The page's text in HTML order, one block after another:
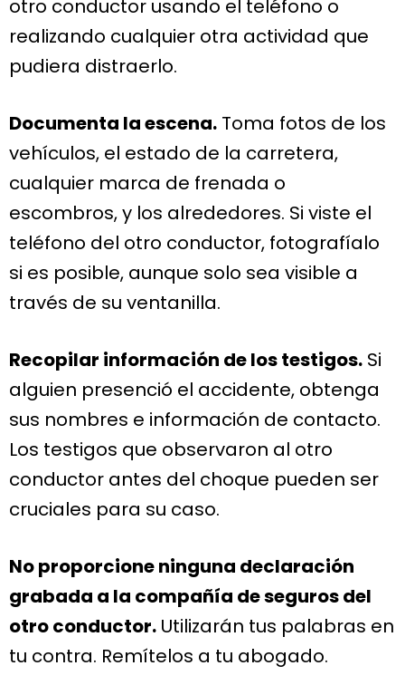
otro conductor usando el teléfono o
realizando cualquier otra actividad que
pudiera distraerlo.
Documenta la escena. Toma fotos de los
vehículos, el estado de la carretera,
cualquier marca de frenada o
escombros, y los alrededores. Si viste el
teléfono del otro conductor, fotografíalo
si es posible, aunque solo sea visible a
través de su ventanilla.
Recopilar información de los testigos. Si
alguien presenció el accidente, obtenga
sus nombres e información de contacto.
Los testigos que observaron al otro
conductor antes del choque pueden ser
cruciales para su caso.
No proporcione ninguna declaración
grabada a la compañía de seguros del
otro conductor. Utilizarán tus palabras en
tu contra. Remítelos a tu abogado.